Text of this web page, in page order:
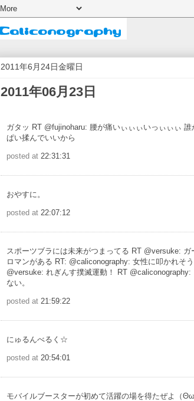
2011年6月24日金曜日
2011年06月23日
ガタッ RT @fujinoharu: 腰が痛いぃぃぃいっぃぃぃ 誰
ぱい揉んでいいから
posted at 22:31:31
おやすに。
posted at 22:07:12
スポーツブラには未来がつまってる RT @versuke: ガ
ロマンがある RT: @caliconography: 女性に叩かれそ
@versuke: れぎんす撲滅運動！ RT @caliconography:
ない。
posted at 21:59:22
にゅるんべるく☆
posted at 20:54:01
モバイルブースターが初めて活躍の場を得たぜよ（